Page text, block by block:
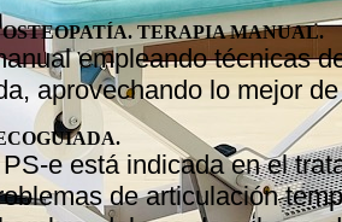
TERAPIA MANUAL.
empleando técnicas
aprovechando lo mejor
e está indicada en el
de articulación